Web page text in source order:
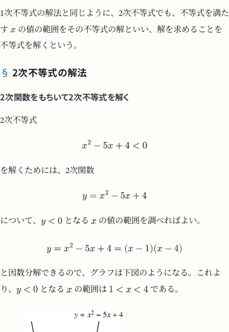
1次不等式の解法と同じように、2次不等式でも、不等式を満た
す
の値の範囲をその不等式の解といい、解を求めることを
不等式を解くという。
2次不等式の解法
2次関数をもちいて2次不等式を解く
2次不等式
を解くためには、2次関数
について、 となる の値の範囲を調べればよい。
と因数分解できるので、グラフは下図のようになる。これよ
り、
となる の範囲は である。